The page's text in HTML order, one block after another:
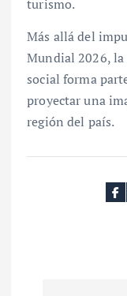
turismo.
Más allá del
Mundial 2026,
social forma
proyectar una
región del país.